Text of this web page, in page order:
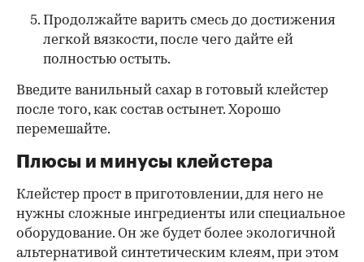
Продолжайте варить смесь до достижения
легкой вязкости, после чего дайте ей
полностью остыть.
Введите ванильный сахар в готовый клейстер
после того, как состав остынет. Хорошо
перемешайте.
Плюсы и минусы клейстера
Клейстер прост в приготовлении, для него не
нужны сложные ингредиенты или специальное
оборудование. Он же будет более экологичной
альтернативой синтетическим клеям, при этом